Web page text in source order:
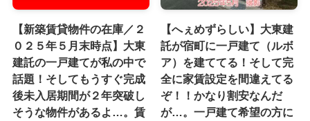
【新築賃貸物件の在庫／２
０２５年５月末時点】大東
建託の一戸建てが私の中で
話題！そしてもうすぐ完成
後未入居期間が２年突破し
そうな物件があるよ…。賃
【へぇめずらしい】大東建
託が宿町に一戸建て（ルボ
ア）を建ててる！そして完
全に家賃設定を間違えてる
ぞ！！かなり割安なんだ
が…。一戸建て希望の方に